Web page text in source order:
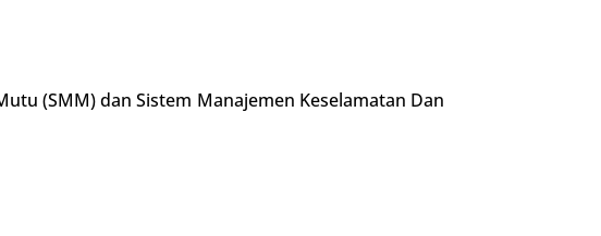
(SMM) dan Sistem Manajemen Keselamatan Dan